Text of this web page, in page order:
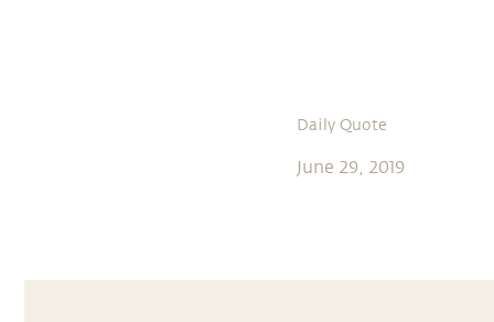
Daily Quote
June 29, 2019